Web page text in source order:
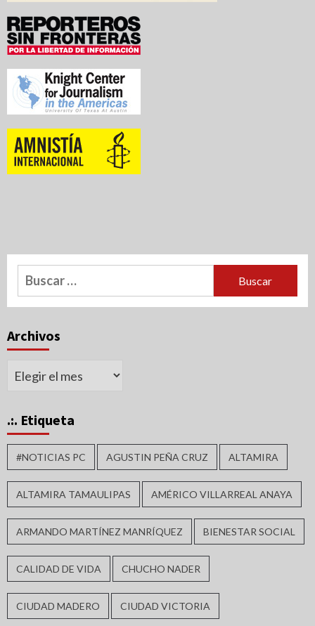
Buscar:
Archivos
Archivos
.:. Etiqueta
#NOTICIAS PC AGUSTIN PEÑA CRUZ ALTAMIRA
ALTAMIRA TAMAULIPAS AMÉRICO VILLARREAL ANAYA
ARMANDO MARTÍNEZ MANRÍQUEZ BIENESTAR SOCIAL
CALIDAD DE VIDA CHUCHO NADER
CIUDAD MADERO CIUDAD VICTORIA